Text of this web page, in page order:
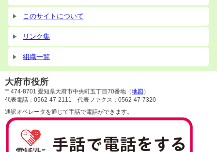
このサイトについて
リンク集
組織一覧
大府市役所
〒474-8701 愛知県大府市中央町五丁目70番地（地図 ）
代表電話：0562-47-2111 代表ファクス：0562-47-7320
通訳オペレータを通じて手話で電話ができます。